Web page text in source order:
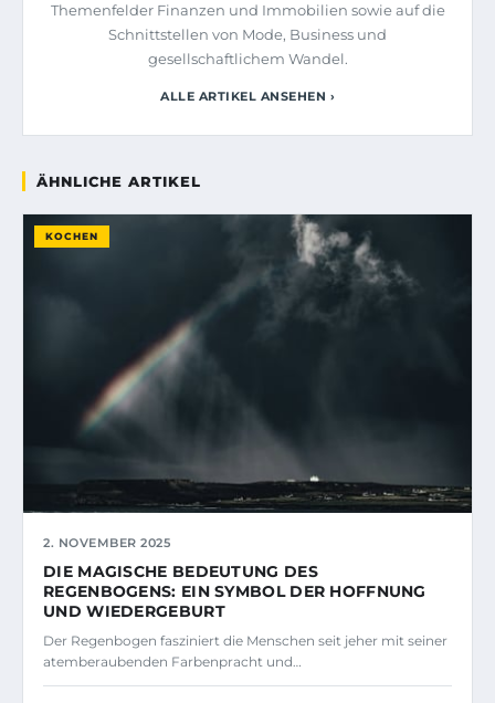
Themenfelder Finanzen und Immobilien sowie auf die
Schnittstellen von Mode, Business und
gesellschaftlichem Wandel.
ALLE ARTIKEL ANSEHEN ›
ÄHNLICHE ARTIKEL
KOCHEN
2. NOVEMBER 2025
DIE MAGISCHE BEDEUTUNG DES
REGENBOGENS: EIN SYMBOL DER HOFFNUNG
UND WIEDERGEBURT
Der Regenbogen fasziniert die Menschen seit jeher mit seiner
atemberaubenden Farbenpracht und…